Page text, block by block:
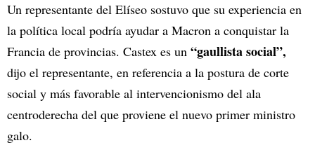
Un representante del Elíseo sostuvo que su experiencia en
la política local podría ayudar a Macron a conquistar la
Francia de provincias. Castex es un “gaullista social”,
dijo el representante, en referencia a la postura de corte
social y más favorable al intervencionismo del ala
centroderecha del que proviene el nuevo primer ministro
galo.